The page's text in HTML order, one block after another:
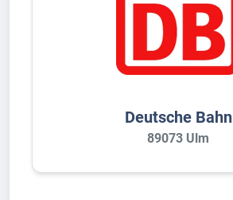
Deutsche Bahn
89073 Ulm